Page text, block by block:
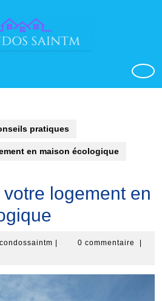
pratiques
en maison écologique
logement en
condossaintm condossaintm
0 commentaire